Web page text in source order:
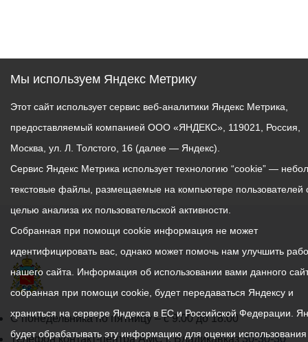
большечемпремия.рф
программа Росмолодёжи
«Больше, чем
путешествие».
График
работы
С понедельника по пятницу – с 9.00 до 18.00
Телефон контакт-центра АМС г. Владикавказ30-30-30
Мы используем Яндекс Метрику
Этот сайт использует сервис веб-аналитики Яндекс Метрика,
предоставляемый компанией ООО «ЯНДЕКС», 119021, Россия,
Москва, ул. Л. Толстого, 16 (далее — Яндекс).
Сервис Яндекс Метрика использует технологию “cookie” —
текстовые файлы, размещаемые на компьютере пользователей
целью анализа их пользовательской активности.
Собранная при помощи cookie информация не может
идентифицировать вас, однако может помочь нам улучшить
нашего сайта. Информация об использовании вами данного
собранная при помощи cookie, будет передаваться Яндексу и
храниться на сервере Яндекса в ЕС и Российской Федерации.
будет обрабатывать эту информацию для оценки